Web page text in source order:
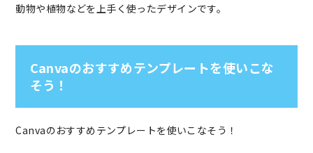
動物や植物などを上手く使ったデザインです。
Canvaのおすすめテンプレートを使いこな
そう！
Canvaのおすすめテンプレートを使いこなそう！